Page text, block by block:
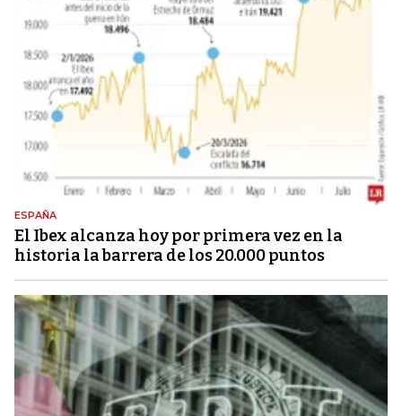
ESPAÑA
El Ibex alcanza hoy por primera vez en la
historia la barrera de los 20.000 puntos